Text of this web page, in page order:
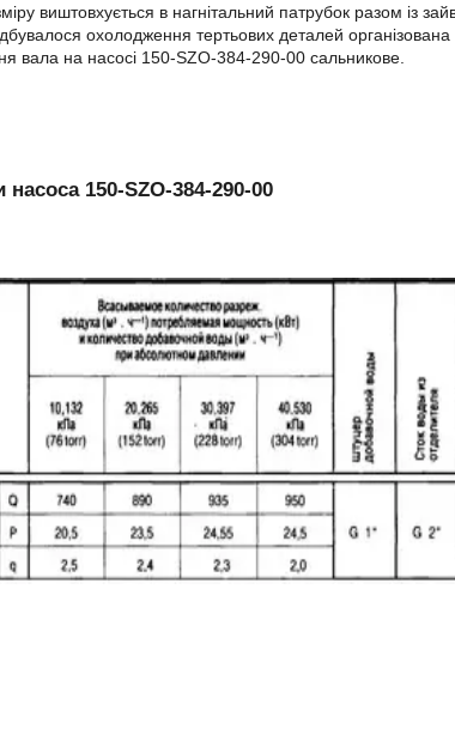
виштовхується в нагнітальний патрубок разом із
охолодження тертьових деталей
вала на насосі 150-SZO-384-290-00 сальникове.
насоса 150-SZO-384-290-00